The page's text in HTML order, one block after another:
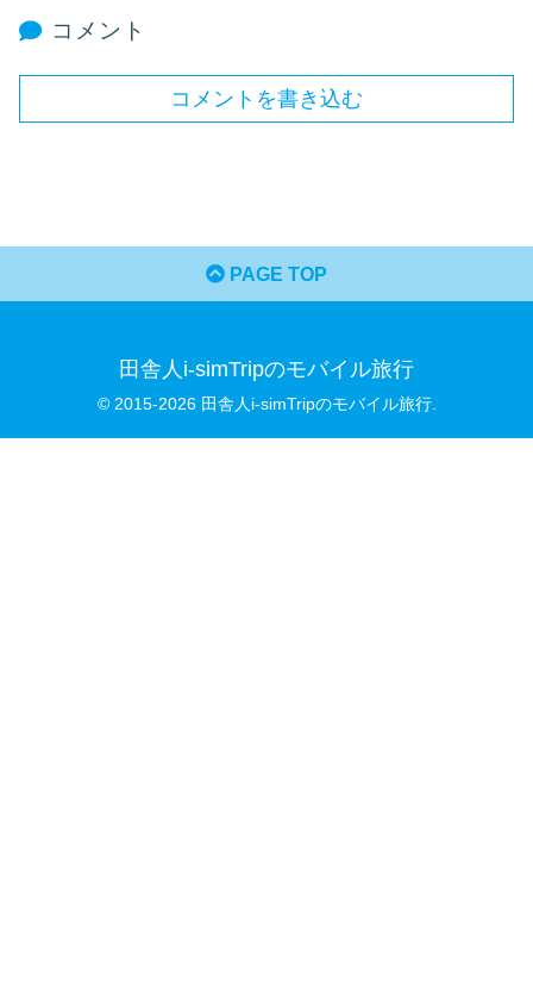
コメント
コメントを書き込む
PAGE TOP
田舎人i-simTripのモバイル旅行
© 2015-2026 田舎人i-simTripのモバイル旅行.